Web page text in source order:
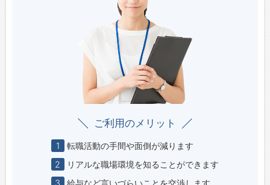
ご利用のメリット
1
転職活動の手間や面倒が減ります
2
リアルな職場環境を知ることができます
3
給与など言いづらいことを交渉します